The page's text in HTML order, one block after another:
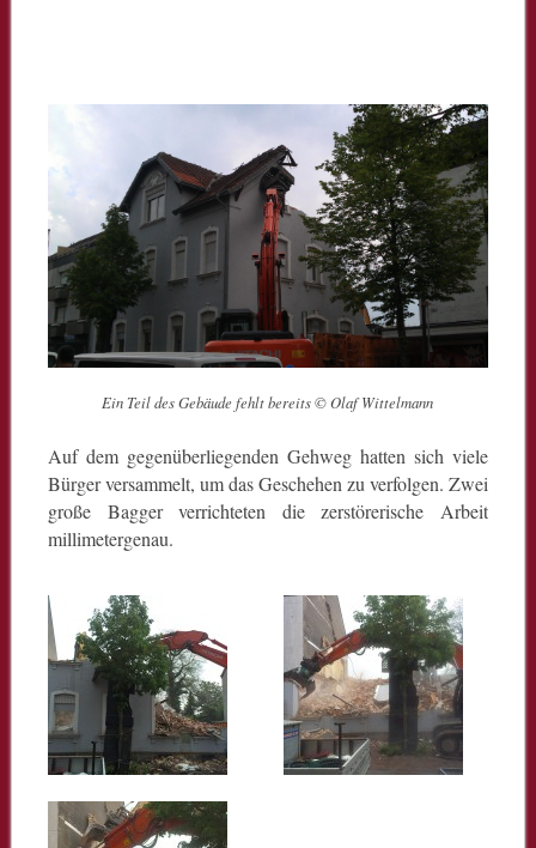
Ein Teil des Gebäude fehlt bereits © Olaf Wittelmann
Auf dem gegenüberliegenden Gehweg hatten sich viele
Bürger versammelt, um das Geschehen zu verfolgen. Zwei
große Bagger verrichteten die zerstörerische Arbeit
millimetergenau.